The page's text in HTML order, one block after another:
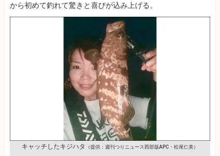
から初めて釣れて驚きと喜びが込み上げる。
キャッチしたキジハタ （提供：週刊つりニュース西部版APC・松尾仁美）